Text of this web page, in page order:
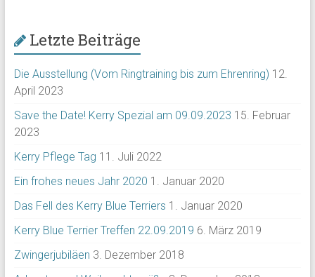
Letzte Beiträge
Die Ausstellung (Vom Ringtraining bis zum Ehrenring) 12.
April 2023
Save the Date! Kerry Spezial am 09.09.2023 15. Februar
2023
Kerry Pflege Tag 11. Juli 2022
Ein frohes neues Jahr 2020 1. Januar 2020
Das Fell des Kerry Blue Terriers 1. Januar 2020
Kerry Blue Terrier Treffen 22.09.2019 6. März 2019
Zwingerjubiläen 3. Dezember 2018